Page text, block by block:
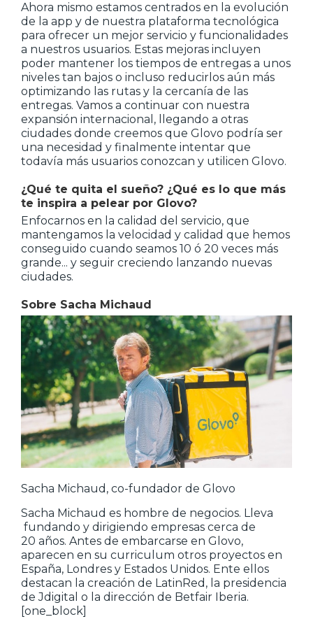
Ahora mismo estamos centrados en la evolución
de la app y de nuestra plataforma tecnológica
para ofrecer un mejor servicio y funcionalidades
a nuestros usuarios. Estas mejoras incluyen
poder mantener los tiempos de entregas a unos
niveles tan bajos o incluso reducirlos aún más
optimizando las rutas y la cercanía de las
entregas. Vamos a continuar con nuestra
expansión internacional, llegando a otras
ciudades donde creemos que Glovo podría ser
una necesidad y finalmente intentar que
todavía más usuarios conozcan y utilicen Glovo.
¿Qué te quita el sueño? ¿Qué es lo que más
te inspira a pelear por Glovo?
Enfocarnos en la calidad del servicio, que
mantengamos la velocidad y calidad que hemos
conseguido cuando seamos 10 ó 20 veces más
grande... y seguir creciendo lanzando nuevas
ciudades.
Sobre Sacha Michaud
Sacha Michaud, co-fundador de Glovo
Sacha Michaud es hombre de negocios. Lleva
fundando y dirigiendo empresas cerca de
20 años. Antes de embarcarse en Glovo,
aparecen en su curriculum otros proyectos en
España, Londres y Estados Unidos. Ente ellos
destacan la creación de LatinRed, la presidencia
de Jdigital o la dirección de Betfair Iberia.
[one_block]